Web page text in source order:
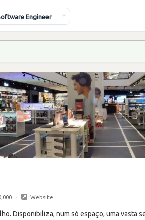
Engineer
· Website
Disponibiliza, num só espaço, uma vasta